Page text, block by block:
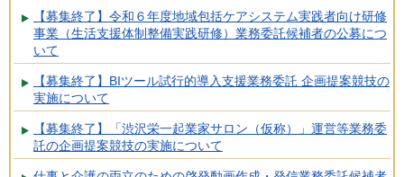
【募集終了】令和６年度地域包括ケアシステム実践者向け研修
事業（生活支援体制整備実践研修）業務委託候補者の公募につ
いて
【募集終了】BIツール試行的導入支援業務委託 企画提案競技の
実施について
【募集終了】「渋沢栄一起業家サロン（仮称）」運営等業務委
託の企画提案競技の実施について